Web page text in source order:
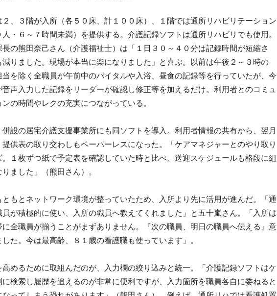
、３階が入所（各５０床、計１００床）、１階では通所リハビリテーション
人・６～７時間未満）を提供する。介護記録ソフトは通所リハビリでも使用。
長の熊田奈己さん（介護福祉士）は「１日３０～４０分は記録時間が短縮さ
減りました。現場が本当に楽になりました」と喜ぶ。以前は午後２～３時の
当を除く全職員が午前中のバイタルや入浴、昼食の記録等を行っていたが、今
音声入力した記録をリーダーが確認し修正等を加えるだけ。利用者とのコミュ
の時間やレクの充実につながっている。
設の居宅介護支援事業所にも同ソフトを導入。利用者情報の共有から、翌月
提供表の取り交わしもペーパーレスになった。「ケアマネジャーとのやり取り
。１枚ずつ紙で予定表を確認していた時と比べ、送迎スケジュールも格段に組
ました」（熊田さん）。
もとネットワーク環境が整っていたため、入所より先に活用が進んだ。「通
員が積極的に使い、入所の職員へ教えてくれました」と五十嵐さん。「入所は
に全職員が揃うことがまずありません。『次の職員、明日の職員へ伝える』意
た。今は最高齢、８１歳の看護職も使っています」。
めるために取組んだのが、入力欄の絞り込みと統一。「介護記録ソフトはケ
に検索し履歴を追えるのが非常に便利ですが、入力箇所を職員各自に委ねると